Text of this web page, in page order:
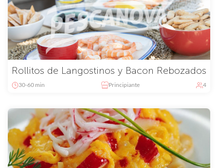
Rollitos de Langostinos y Bacon Rebozados
30-60 min Principiante 4